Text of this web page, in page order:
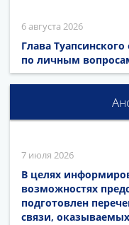
6 августа 2026
Глава
по личным
7 июля 2026
В целях
возможностях
подготовлен
связи,